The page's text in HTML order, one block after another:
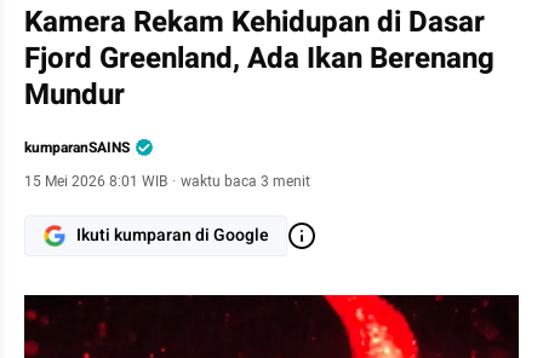
Kamera Rekam Kehidupan di Dasar
Fjord Greenland, Ada Ikan Berenang
Mundur
kumparanSAINS
15 Mei 2026 8:01 WIB · waktu baca 3 menit
Ikuti kumparan di Google